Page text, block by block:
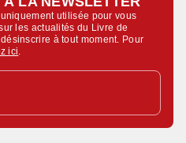
utilisée pour vous
les actualités du Livre de
à tout moment. Pour
ici